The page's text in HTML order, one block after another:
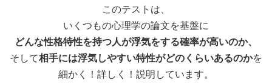
しいかもしれませんが…
そんな時は堂々とこう聞いてみて下さ
い。
「私とあの人、どっちがキレイ？」
見え見えな嘘をつく彼氏をお持ちのア
ナタ！
必死に隠していますが、キレイな人を
見てキレイだと感じない男性なんて…
ちょっと「オーバーだなぁ」と思うか
も知れませんが…
言われて悪い気はしませんよね？＼
(^o^)／
絶対に見たのに、見てないと白を切る
彼氏！！
このテストは、
いくつもの心理学の論文を基盤に
どんな性格特性を持つ人が浮気をする確率が高いのか、
そして相手には浮気しやすい特性がどのくらいあるのかを
細かく！詳しく！説明しています。